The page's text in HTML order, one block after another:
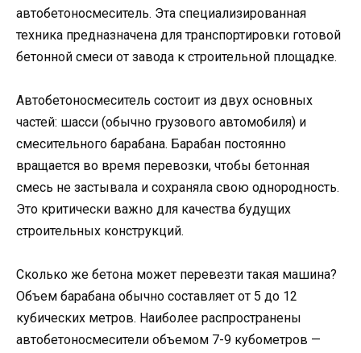
автобетоносмеситель. Эта специализированная
техника предназначена для транспортировки готовой
бетонной смеси от завода к строительной площадке.
Автобетоносмеситель состоит из двух основных
частей: шасси (обычно грузового автомобиля) и
смесительного барабана. Барабан постоянно
вращается во время перевозки, чтобы бетонная
смесь не застывала и сохраняла свою однородность.
Это критически важно для качества будущих
строительных конструкций.
Сколько же бетона может перевезти такая машина?
Объем барабана обычно составляет от 5 до 12
кубических метров. Наиболее распространены
автобетоносмесители объемом 7-9 кубометров —